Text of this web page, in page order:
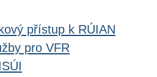
přístup k RÚIAN
pro VFR